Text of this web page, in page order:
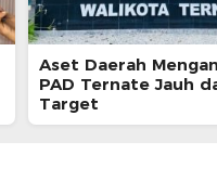
Aset Daerah
PAD Ternate Jauh
Target